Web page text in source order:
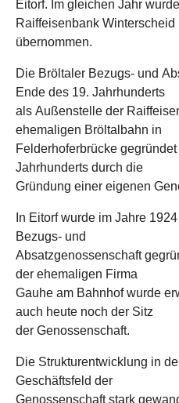
Eitorf. Im gleichen Jahr
Raiffeisenbank Winterscheid
übernommen.
Die Bröltaler Bezugs- und
Ende des 19. Jahrhunderts
als Außenstelle der
ehemaligen Bröltalbahn in
Felderhoferbrücke
Jahrhunderts durch die
Gründung einer eigenen
In Eitorf wurde im Jahre
Bezugs- und
Absatzgenossenschaft
der ehemaligen Firma
Gauhe am Bahnhof wurde
auch heute noch der Sitz
der Genossenschaft.
Die Strukturentwicklung in
Geschäftsfeld der
Genossenschaft stark